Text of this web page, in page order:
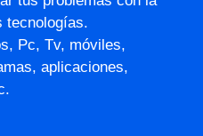
tecnologías.
Pc, Tv, móviles,
aplicaciones,